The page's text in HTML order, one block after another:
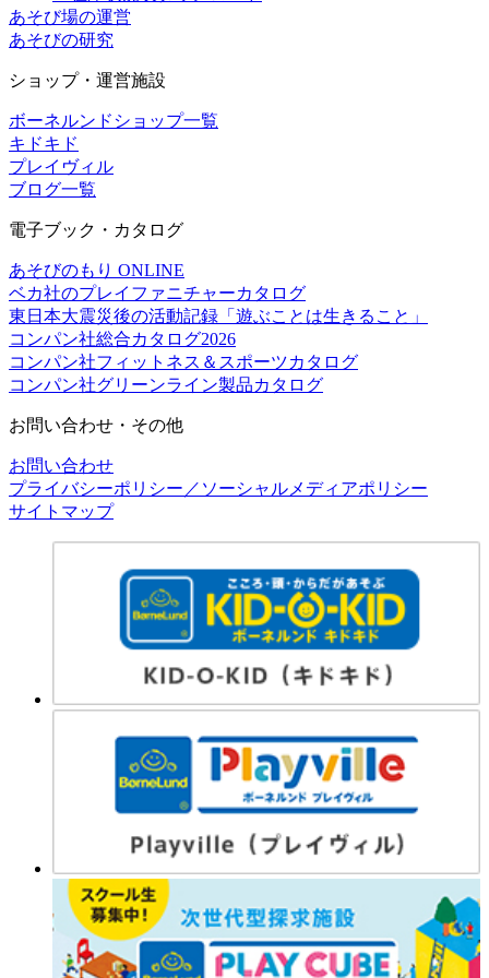
あそび場の運営
あそびの研究
ショップ・運営施設
ボーネルンドショップ一覧
キドキド
プレイヴィル
ブログ一覧
電子ブック・カタログ
あそびのもり ONLINE
ベカ社のプレイファニチャーカタログ
東日本大震災後の活動記録「遊ぶことは生きること」
コンパン社総合カタログ2026
コンパン社フィットネス＆スポーツカタログ
コンパン社グリーンライン製品カタログ
お問い合わせ・その他
お問い合わせ
プライバシーポリシー／ソーシャルメディアポリシー
サイトマップ